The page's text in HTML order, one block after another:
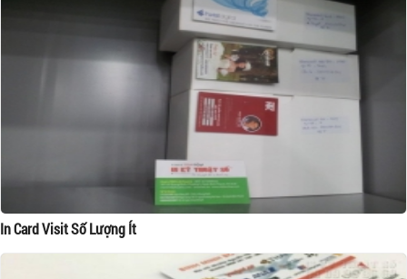
In Card Visit Số Lượng Ít